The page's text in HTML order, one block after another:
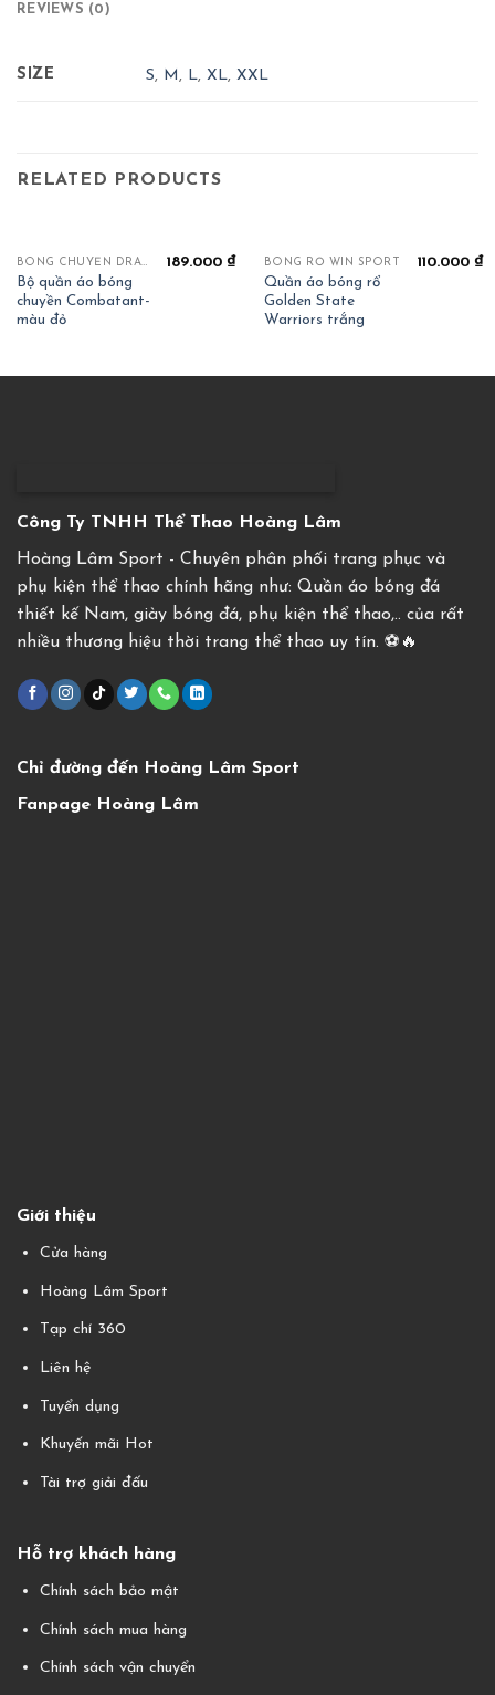
REVIEWS (0)
SIZE S, M , L,XL,XXL
RELATED PRODUCTS
BÓNG CHUYỀN DRAHA COMBATTANT
Bộ quần áo bóng
chuyền Combatant-
màu đỏ
189.000₫ BÓNG RỔ WIN SPORT
Quần áo bóng rổ
Golden State
Warriors trắng
110.000₫
Công Ty TNHH Thể Thao Hoàng Lâm
Hoàng Lâm Sport - Chuyên phân phối trang phục và
phụ kiện thể thao chính hãng như: Quần áo bóng đá
thiết kế Nam, giày bóng đá, phụ kiện thể thao,.. của rất
nhiều thương hiệu thời trang thể thao uy tín. ⚽️🔥
Giới thiệu
Cửa hàng
Hoàng Lâm Sport
Tạp chí 360
Liên hệ
Tuyển dụng
Khuyến mãi Hot
Tài trợ giải đấu
Hỗ trợ khách hàng
Chính sách bảo mật
Chính sách mua hàng
Chính sách vận chuyển
Chỉ đường đến Hoàng Lâm Sport
Fanpage Hoàng Lâm